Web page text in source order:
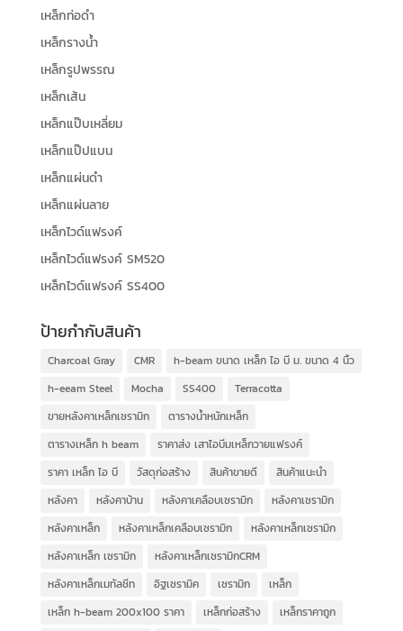
เหล็กท่อดำ
เหล็กรางน้ำ
เหล็กรูปพรรณ
เหล็กเส้น
เหล็กแป๊บเหลี่ยม
เหล็กแป๊ปแบน
เหล็กแผ่นดำ
เหล็กแผ่นลาย
เหล็กไวด์แฟรงค์
เหล็กไวด์แฟรงค์ SM520
เหล็กไวด์แฟรงค์ SS400
ป้ายกำกับสินค้า
Charcoal Gray CMR
h-beam ขนาด เหล็ก ไอ บี ม. ขนาด 4 นิ้ว
h-eeam Steel
Mocha SS400
Terracotta
ขายหลังคาเหล็กเซรามิก
ตารางน้ำหนักเหล็ก
ตารางเหล็ก h beam
ราคาส่ง เสาไอบีมเหล็กวายแฟรงค์
ราคา เหล็ก ไอ บี
วัสดุก่อสร้าง สินค้าขายดี
สินค้าแนะนำ
หลังคา
หลังคาบ้าน หลังคาเคลือบเซรามิก
หลังคาเซรามิก
หลังคาเหล็ก
หลังคาเหล็กเคลือบเซรามิก
หลังคาเหล็กเซรามิก
หลังคาเหล็ก เซรามิก
หลังคาเหล็กเซรามิกCRM
หลังคาเหล็กเมทัลชีท
อิฐเซรามิค เซรามิก
เหล็ก
เหล็ก h-beam 200x100 ราคา
เหล็กก่อสร้าง เหล็กราคาถูก